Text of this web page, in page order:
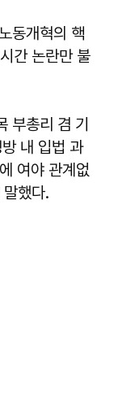
동개혁의 핵
간 논란만 불
부총리 겸 기
내 입법 과
여야 관계없
했다.